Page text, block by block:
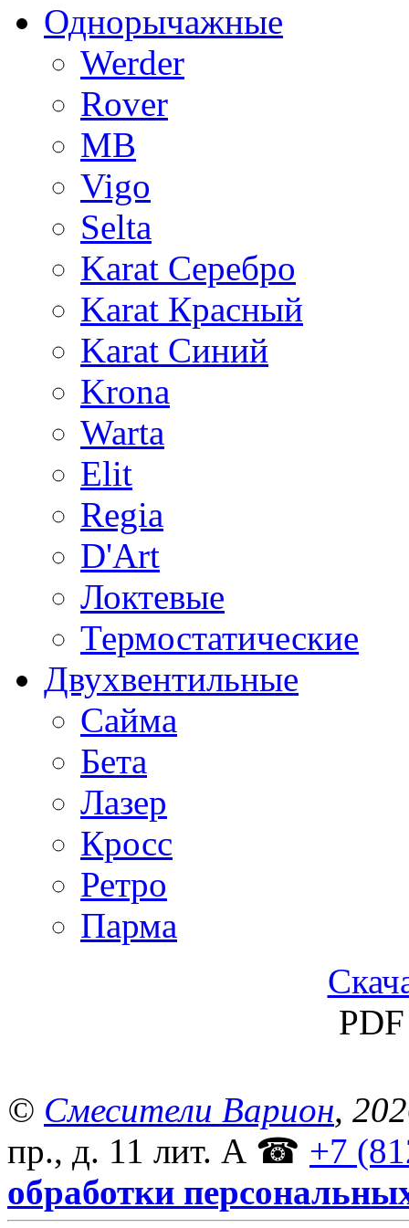
Однорычажные
Werder
Rover
MB
Vigo
Selta
Karat Серебро
Karat Красный
Karat Синий
Krona
Warta
Elit
Regia
D'Art
Локтевые
Термостатические
Двухвентильные
Сайма
Бета
Лазер
Кросс
Ретро
Парма
© Смесители Варион,
пр., д. 11 лит. А ☎ +7
обработки